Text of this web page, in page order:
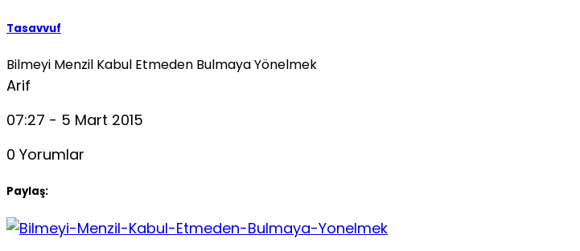
Tasavvuf
Bilmeyi Menzil Kabul Etmeden Bulmaya Yönelmek
Arif
07:27 - 5 Mart 2015
0 Yorumlar
Paylaş: